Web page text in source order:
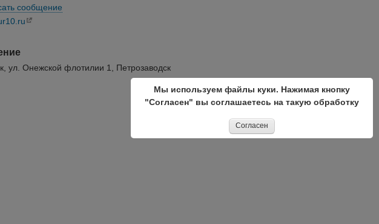
сообщение
ул. Онежской флотилии 1, Петрозаводск
Мы используем файлы куки. Нажимая кнопку
"Согласен" вы соглашаетесь на такую обработку
Согласен